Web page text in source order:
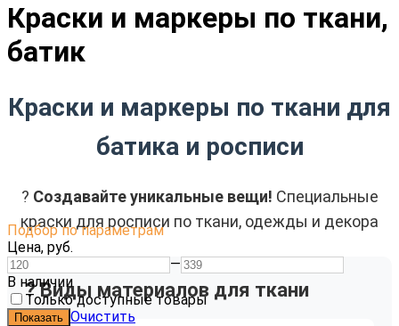
Краски и маркеры по ткани,
батик
Краски и маркеры по ткани для
батика и росписи
? Создавайте уникальные вещи! Специальные
краски для росписи по ткани, одежды и декора
? Виды материалов для ткани
Подбор по параметрам
Цена, руб.
—
В наличии
Только доступные товары
Очистить